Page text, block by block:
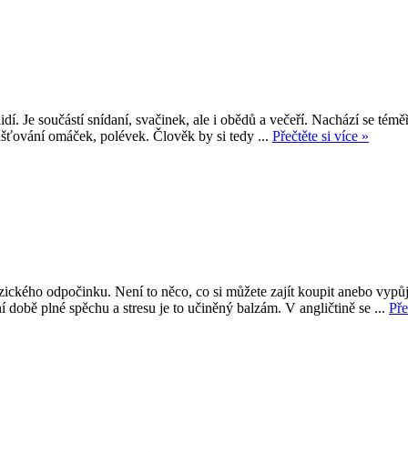
Je součástí snídaní, svačinek, ale i obědů a večeří. Nachází se
omáček, polévek. Člověk by si tedy ... Přečtěte si více »
odpočinku. Není to něco, co si můžete zajít koupit anebo
plné spěchu a stresu je to učiněný balzám. V angličtině se ...